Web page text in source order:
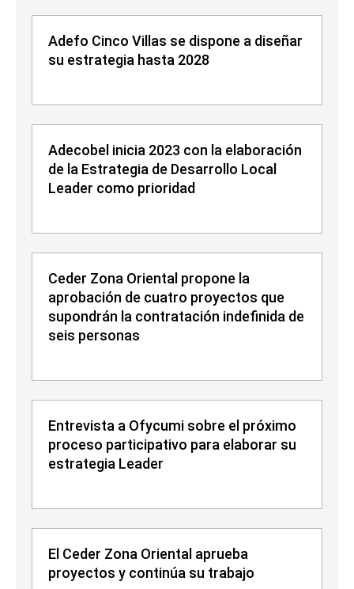
Adefo Cinco Villas se dispone a diseñar
su estrategia hasta 2028
Adecobel inicia 2023 con la elaboración
de la Estrategia de Desarrollo Local
Leader como prioridad
Ceder Zona Oriental propone la
aprobación de cuatro proyectos que
supondrán la contratación indefinida de
seis personas
Entrevista a Ofycumi sobre el próximo
proceso participativo para elaborar su
estrategia Leader
El Ceder Zona Oriental aprueba
proyectos y continúa su trabajo